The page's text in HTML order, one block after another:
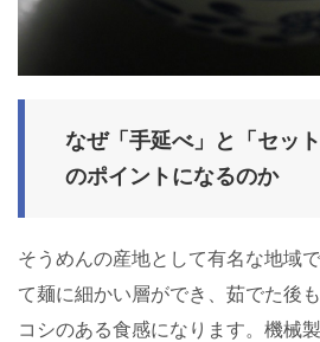
なぜ「手延べ」と「セッ
のポイントになるのか
そうめんの産地として有名な地域
て麺に細かい層ができ、茹でた後
コシのある食感になります。機械